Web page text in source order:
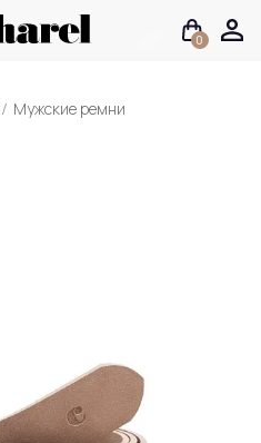
0
Мужские ремни